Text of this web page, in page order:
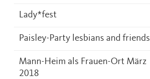
Lady*fest
Paisley-Party lesbians and friends
Mann-Heim als Frauen-Ort März
2018